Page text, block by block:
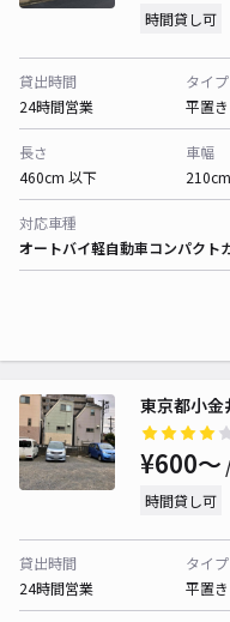
時間貸し可
貸出時間
24時間営業
タイプ
平置き
長さ
460cm 以下
車幅
対応車種
オートバイ軽自動車コンパクト
東京都小金
¥600〜
時間貸し可
貸出時間
24時間営業
タイプ
平置き